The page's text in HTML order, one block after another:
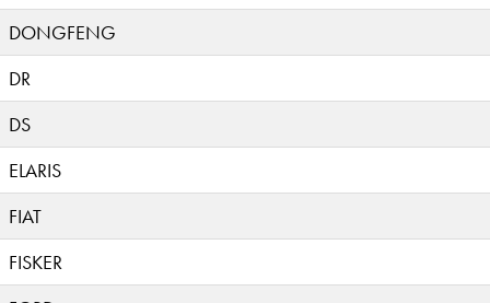
DONGFENG
DR
DS
ELARIS
FIAT
FISKER